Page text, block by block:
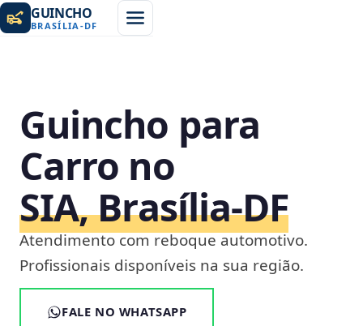
GUINCHO
BRASÍLIA -DF
Guincho para
Carro no
SIA, Brasília‑DF
Atendimento com reboque automotivo.
Profissionais disponíveis na sua região.
FALE NO WHATSAPP